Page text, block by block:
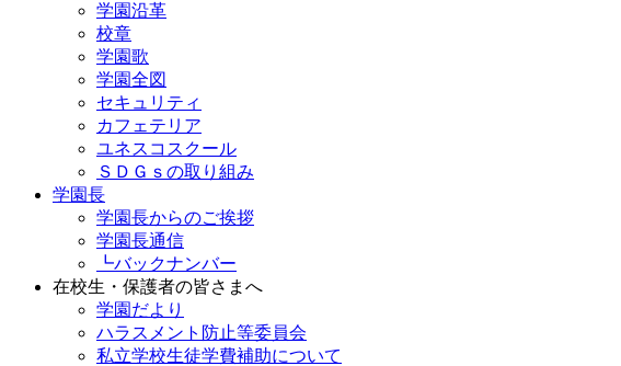
学園沿革
校章
学園歌
学園全図
セキュリティ
カフェテリア
ユネスコスクール
ＳＤＧｓの取り組み
学園長
学園長からのご挨拶
学園長通信
┗バックナンバー
在校生・保護者の皆さまへ
学園だより
ハラスメント防止等委員会
私立学校生徒学費補助について